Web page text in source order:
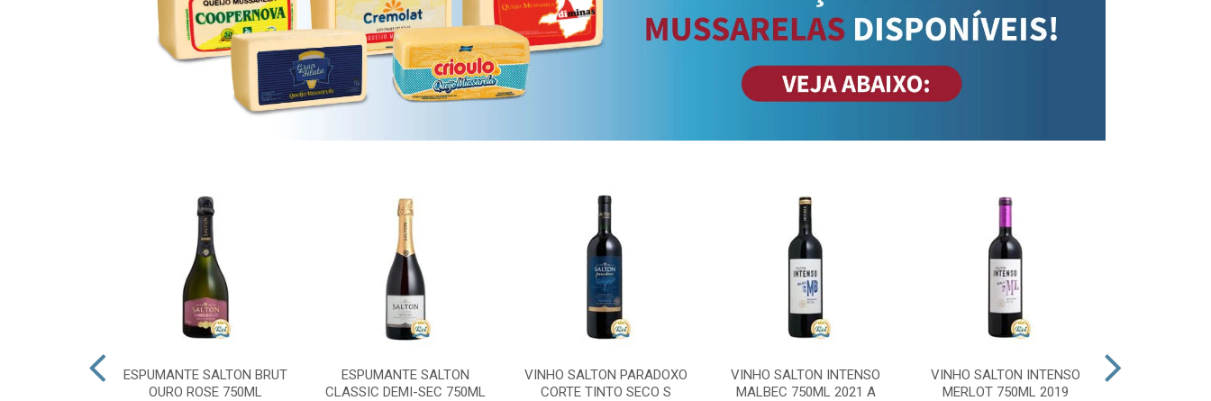
ESPUMANTE SALTON BRUT
OURO ROSE 750ML
ESPUMANTE SALTON
CLASSIC DEMI-SEC 750ML
VINHO SALTON PARADOXO
CORTE TINTO SECO S
VINHO SALTON INTENSO
MALBEC 750ML 2021 A
VINHO SALTON INTENSO
MERLOT 750ML 2019